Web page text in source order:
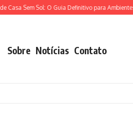
Sol: O Guia Definitivo para Ambientes com
Sobre Notícias Contato